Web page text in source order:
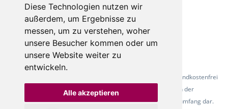
Diese Technologien nutzen wir
außerdem, um Ergebnisse zu
messen, um zu verstehen, woher
unsere Besucher kommen oder um
unsere Website weiter zu
entwickeln.
Alle akzeptieren
* Alle Preise inkl. gesetzl. Mehrwertsteuer - Alle Artikel versandkostenfrei
ab 500 Euro in Deutschland! Die Abbildungen dienen der
Produktpräsentation und stellen nicht zwingend den Lieferumfang dar.